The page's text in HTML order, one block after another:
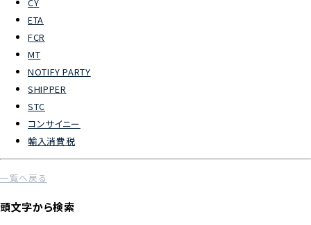
ENGLISH
ETA
FCR
MT
NOTIFY PARTY
SHIPPER
STC
コンサイニー
輸入消費税
一覧へ戻る
頭文字から検索